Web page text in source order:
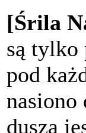
[Śrila
są tylko
pod
nasiono
dusza